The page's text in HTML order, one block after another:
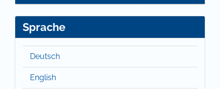
Sprache
Deutsch
English